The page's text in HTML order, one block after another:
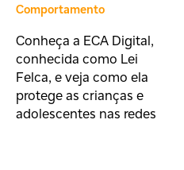
Comportamento
Conheça a ECA Digital,
conhecida como Lei
Felca, e veja como ela
protege as crianças e
adolescentes nas redes